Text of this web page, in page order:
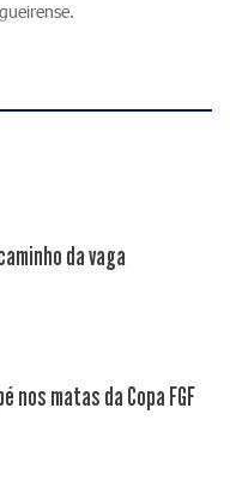
da vaga
nos matas da Copa FGF